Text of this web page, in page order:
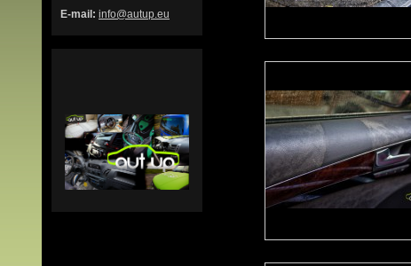
E-mail: info@autup.eu